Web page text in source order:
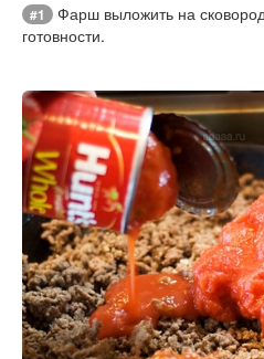
#1
Фарш выложить на
готовности.